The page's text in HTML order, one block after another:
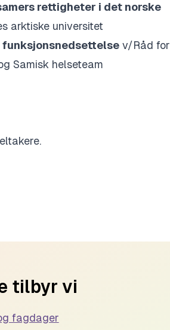
rettigheter i det norske
arktiske universitet
funksjonsnedsettelse v/Råd for
Samisk helseteam
tilbyr vi
fagdager